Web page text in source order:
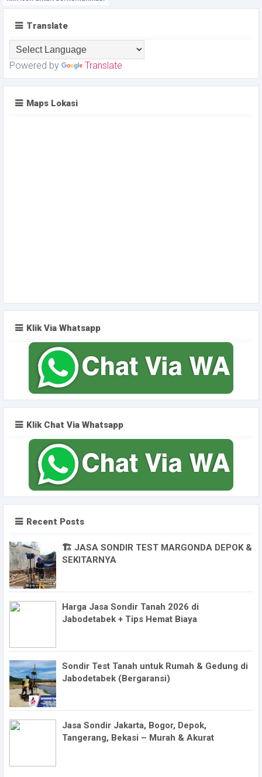
Translate
Powered by Translate
Maps Lokasi
Klik Via Whatsapp
Klik Chat Via Whatsapp
Recent Posts
🏗️ JASA SONDIR TEST MARGONDA DEPOK &
SEKITARNYA
Harga Jasa Sondir Tanah 2026 di
Jabodetabek + Tips Hemat Biaya
Sondir Test Tanah untuk Rumah & Gedung di
Jabodetabek (Bergaransi)
Jasa Sondir Jakarta, Bogor, Depok,
Tangerang, Bekasi – Murah & Akurat